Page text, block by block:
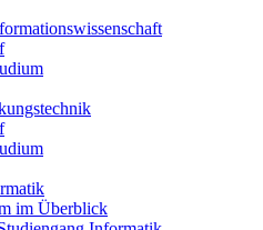
im Überblick